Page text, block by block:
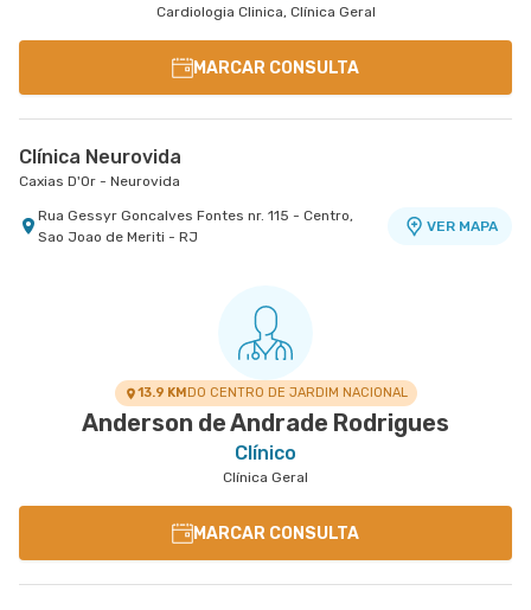
Cardiologia Clinica, Clínica Geral
MARCAR CONSULTA
Clínica Neurovida
Caxias D'Or - Neurovida
Rua Gessyr Goncalves Fontes nr. 115 - Centro,
Sao Joao de Meriti - RJ
VER MAPA
13.9 KMDO CENTRO DE JARDIM NACIONAL
Anderson de Andrade Rodrigues
Clínico
Clínica Geral
MARCAR CONSULTA